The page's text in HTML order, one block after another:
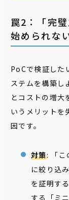
罠2：「完
始められな
PoCで検証した
ステムを構築し
とコストの増大
いうメリットを
因です。
対策: 「こ
に絞り込
を証明す
する「ミ